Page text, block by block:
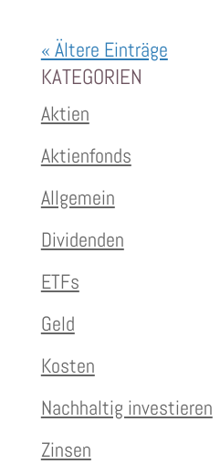
« Ältere Einträge
KATEGORIEN
Aktien
Aktienfonds
Allgemein
Dividenden
ETFs
Geld
Kosten
Nachhaltig investieren
Zinsen